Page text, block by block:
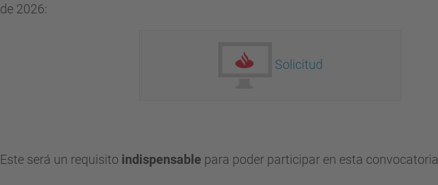
de 2026:
Solicitud
Este será un requisito indispensable para poder participar en esta convocatoria.